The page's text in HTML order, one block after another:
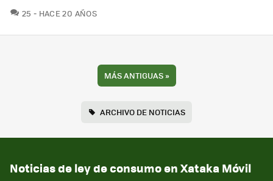
25 COMENTARIOS
HACE 20 AÑOS
MÁS ANTIGUAS»
ARCHIVO DE NOTICIAS
Noticias de ley de consumo en Xataka Móvil